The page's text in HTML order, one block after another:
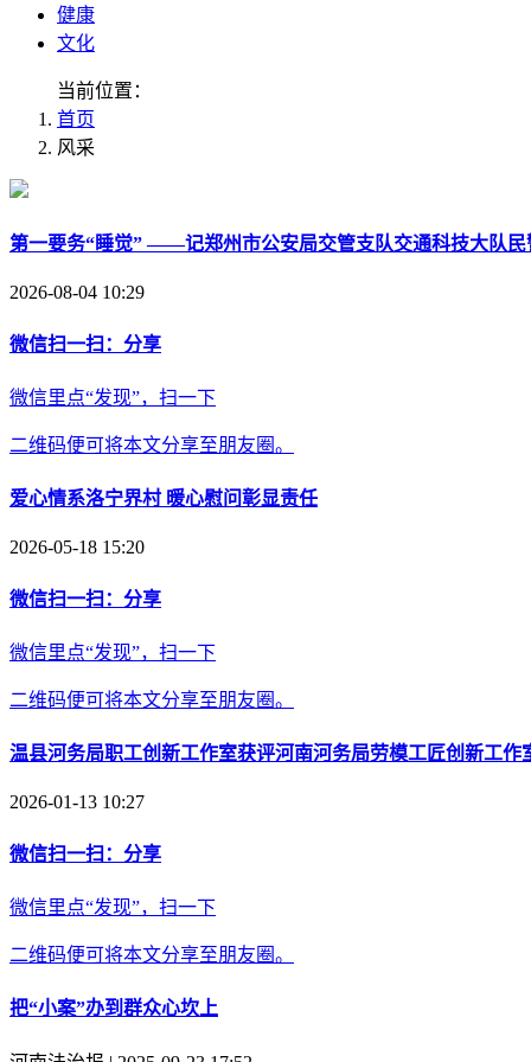
健康
文化
当前位置：
首页
风采
第一要务“睡觉” ——记郑州市公安局交管支队交通科技大队民
2026-08-04 10:29
微信扫一扫：分享
微信里点“发现”，扫一下
二维码便可将本文分享至朋友圈。
爱心情系洛宁界村 暖心慰问彰显责任
2026-05-18 15:20
微信扫一扫：分享
微信里点“发现”，扫一下
二维码便可将本文分享至朋友圈。
温县河务局职工创新工作室获评河南河务局劳模工匠创新工作
2026-01-13 10:27
微信扫一扫：分享
微信里点“发现”，扫一下
二维码便可将本文分享至朋友圈。
把“小案”办到群众心坎上